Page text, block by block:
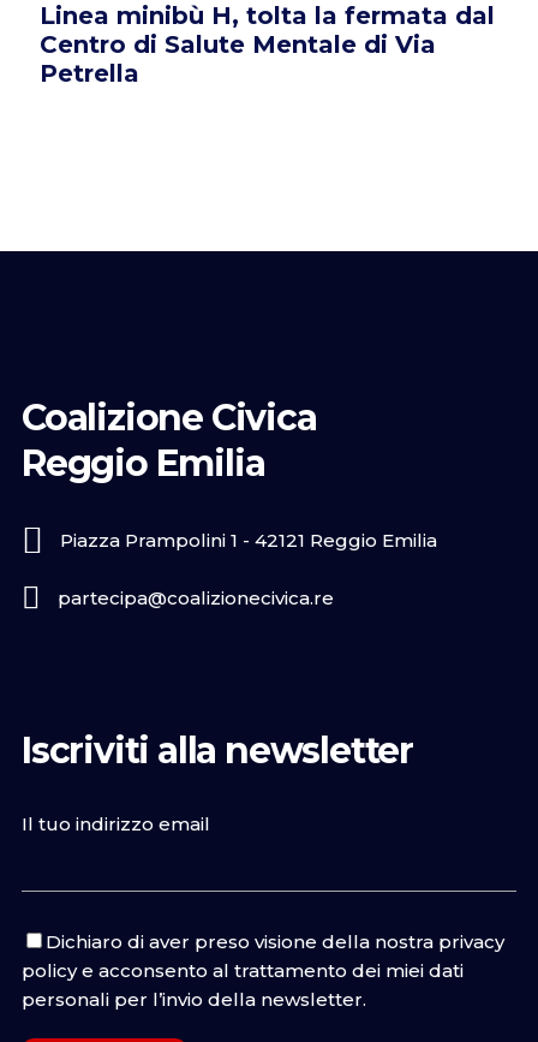
Linea minibù H, tolta la fermata dal
Centro di Salute Mentale di Via
Petrella
Coalizione Civica
Reggio Emilia
Piazza Prampolini 1 - 42121 Reggio Emilia
partecipa@coalizionecivica.re
Iscriviti alla newsletter
Il tuo indirizzo email
Dichiaro di aver preso visione della nostra privacy
policye acconsento al trattamento dei miei dati
personali per l’invio della newsletter.